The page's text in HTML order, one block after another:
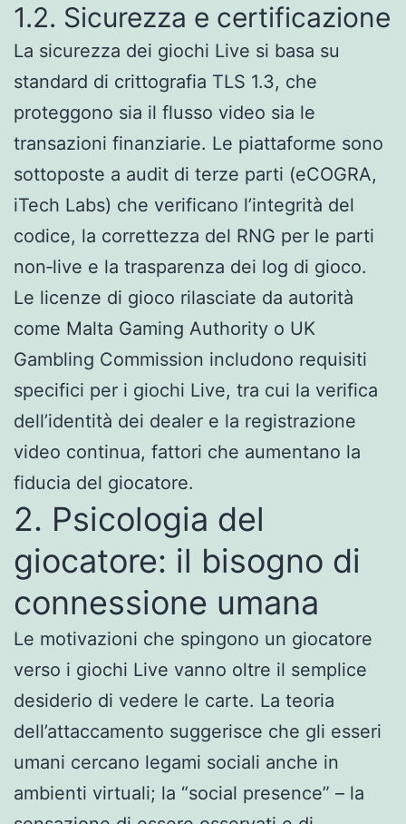
1.2. Sicurezza e certificazione
La sicurezza dei giochi Live si basa su
standard di crittografia TLS 1.3, che
proteggono sia il flusso video sia le
transazioni finanziarie. Le piattaforme sono
sottoposte a audit di terze parti (eCOGRA,
iTech Labs) che verificano l’integrità del
codice, la correttezza del RNG per le parti
non‑live e la trasparenza dei log di gioco.
Le licenze di gioco rilasciate da autorità
come Malta Gaming Authority o UK
Gambling Commission includono requisiti
specifici per i giochi Live, tra cui la verifica
dell’identità dei dealer e la registrazione
video continua, fattori che aumentano la
fiducia del giocatore.
2. Psicologia del
giocatore: il bisogno di
connessione umana
Le motivazioni che spingono un giocatore
verso i giochi Live vanno oltre il semplice
desiderio di vedere le carte. La teoria
dell’attaccamento suggerisce che gli esseri
umani cercano legami sociali anche in
ambienti virtuali; la “social presence” – la